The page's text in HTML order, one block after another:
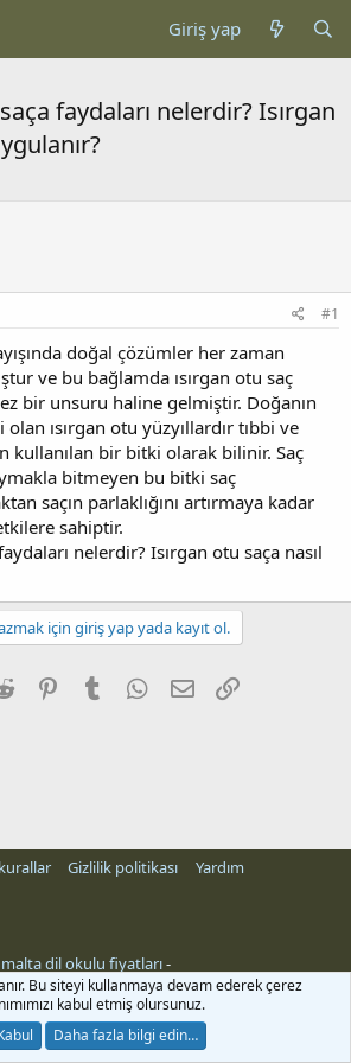
Giriş yap
faydaları nelerdir? Isırgan
#1
doğal çözümler her zaman
ve bu bağlamda ısırgan otu saç
bir unsuru haline gelmiştir. Doğanın
ısırgan otu yüzyıllardır tıbbi ve
kullanılan bir bitki olarak bilinir. Saç
bitmeyen bu bitki saç
saçın parlaklığını artırmaya kadar
sahiptir.
nelerdir? Isırgan otu saça nasıl
için giriş yap yada kayıt ol.
Reddit PinterestTumblr WhatsApp
E-posta
Gizlilik politikası
Yardım
malta dil okulu fiyatları-
Bu siteyi kullanmaya devam ederek çerez
kabul etmiş olursunuz.
Daha fazla bilgi edin…